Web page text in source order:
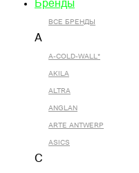
Бренды
ВСЕ БРЕНДЫ
A
A-COLD-WALL*
AKILA
ALTRA
ANGLAN
ARTE ANTWERP
ASICS
C